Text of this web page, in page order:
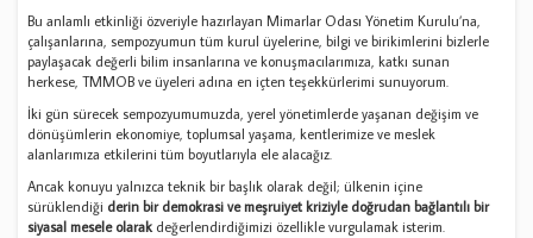
Bu anlamlı etkinliği özveriyle hazırlayan Mimarlar Odası Yönetim Kurulu’na,
çalışanlarına, sempozyumun tüm kurul üyelerine, bilgi ve birikimlerini bizlerle
paylaşacak değerli bilim insanlarına ve konuşmacılarımıza, katkı sunan
herkese, TMMOB ve üyeleri adına en içten teşekkürlerimi sunuyorum.
İki gün sürecek sempozyumumuzda, yerel yönetimlerde yaşanan değişim ve
dönüşümlerin ekonomiye, toplumsal yaşama, kentlerimize ve meslek
alanlarımıza etkilerini tüm boyutlarıyla ele alacağız.
Ancak konuyu yalnızca teknik bir başlık olarak değil; ülkenin içine
sürüklendiği derin bir demokrasi ve meşruiyet kriziyle doğrudan bağlantılı bir
siyasal mesele olarakdeğerlendirdiğimizi özellikle vurgulamak isterim.